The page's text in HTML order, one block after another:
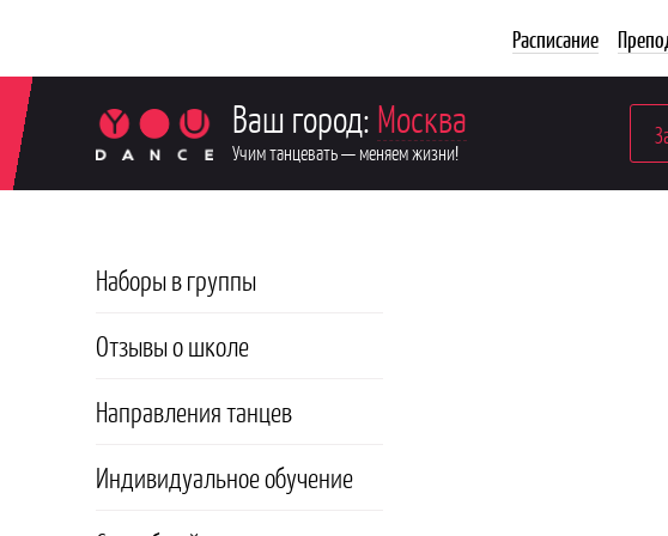
Расписание
Ваш город: Москва
Учим танцевать — меняем жизни!
Наборы в группы
Отзывы о школе
Направления танцев
Индивидуальное обучение